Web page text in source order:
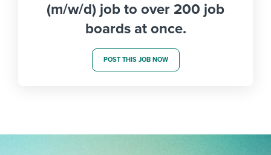
(m/w/d) job to over 200 job
boards at once.
POST THIS JOB NOW